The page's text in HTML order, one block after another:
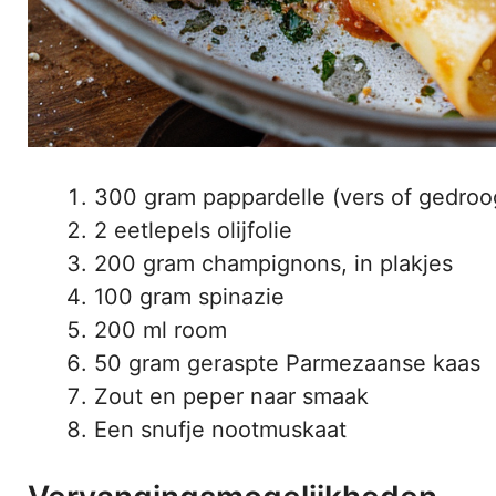
300 gram pappardelle (vers of
2 eetlepels olijfolie
200 gram champignons, in plakjes
100 gram spinazie
200 ml room
50 gram geraspte Parmezaanse kaas
Zout en peper naar smaak
Een snufje nootmuskaat